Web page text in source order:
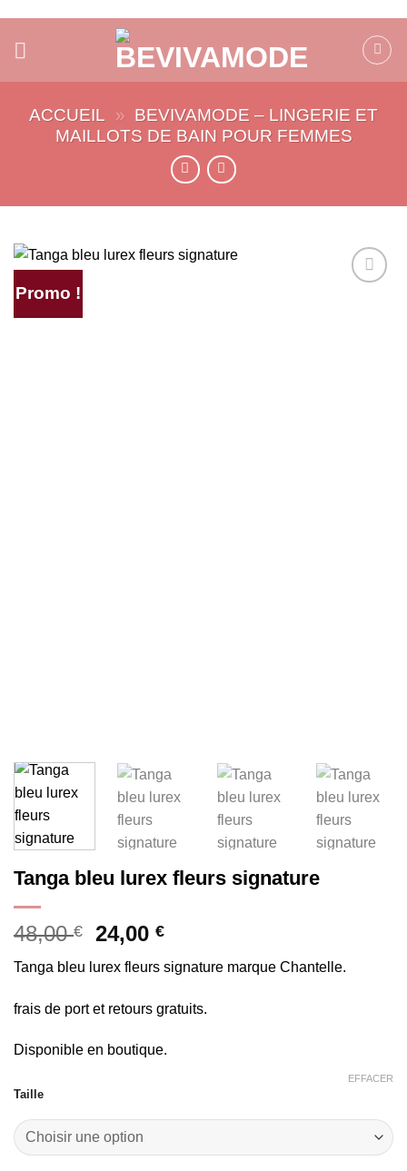
contenu
ACCUEIL » BEVIVAMODE – LINGERIE ET
MAILLOTS DE BAIN POUR FEMMES
Promo !
Tanga bleu lurex fleurs signature
48,00€
Le
initial
était :
48,00 €.
24,00€Le
actuel
est :
24,00 €.
Tanga bleu lurex fleurs signature marque Chantelle.
frais de port et retours gratuits.
Disponible en boutique.
Taille
EFFACER